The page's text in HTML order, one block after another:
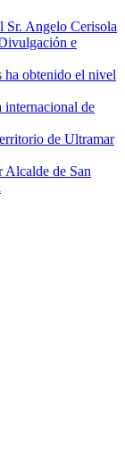
Sr. Angelo Cerisola
e
ha obtenido el nivel
internacional de
de Ultramar
Alcalde de San